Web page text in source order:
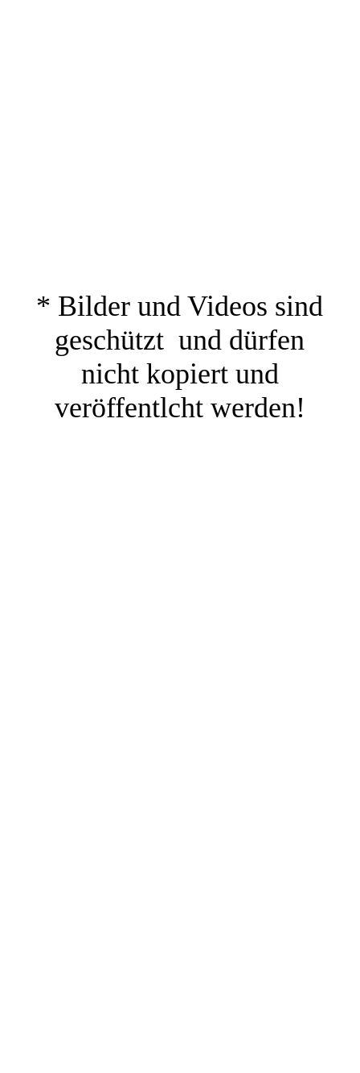
* Bilder und Videos sind
geschützt und dürfen
nicht kopiert und
veröffentlcht werden!